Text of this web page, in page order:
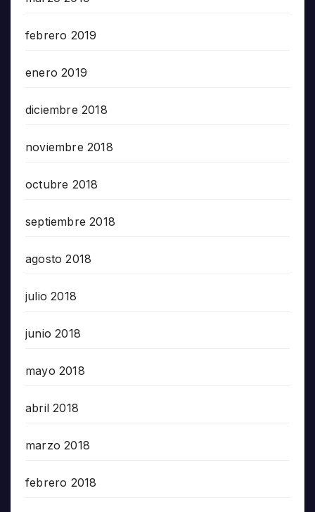
febrero 2019
enero 2019
diciembre 2018
noviembre 2018
octubre 2018
septiembre 2018
agosto 2018
julio 2018
junio 2018
mayo 2018
abril 2018
marzo 2018
febrero 2018